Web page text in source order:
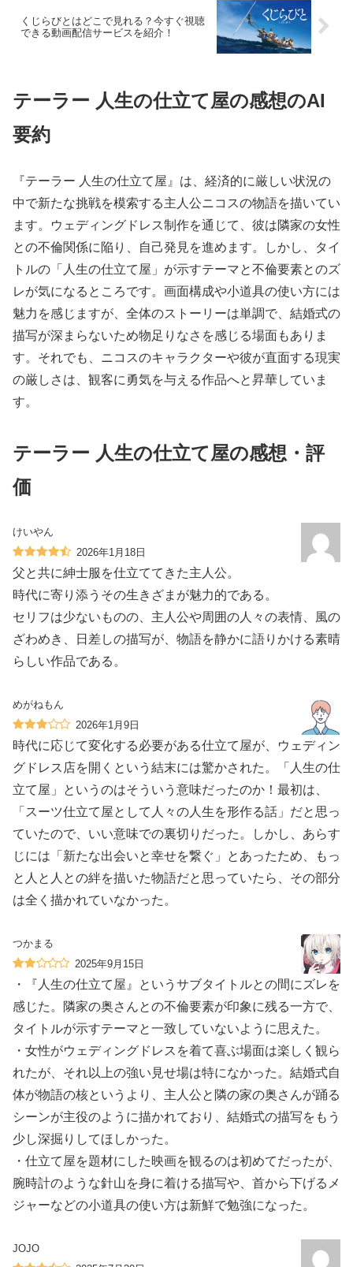
くじらびとはどこで見れる？今すぐ視聴
できる動画配信サービスを紹介！
テーラー 人生の仕立て屋の感想のAI
要約
『テーラー 人生の仕立て屋』は、経済的に厳しい状況の
中で新たな挑戦を模索する主人公ニコスの物語を描いてい
ます。ウェディングドレス制作を通じて、彼は隣家の女性
との不倫関係に陥り、自己発見を進めます。しかし、タイ
トルの「人生の仕立て屋」が示すテーマと不倫要素とのズ
レが気になるところです。画面構成や小道具の使い方には
魅力を感じますが、全体のストーリーは単調で、結婚式の
描写が深まらないため物足りなさを感じる場面もありま
す。それでも、ニコスのキャラクターや彼が直面する現実
の厳しさは、観客に勇気を与える作品へと昇華していま
す。
テーラー 人生の仕立て屋の感想・評
価
けいやん
2026年1月18日
父と共に紳士服を仕立ててきた主人公。
時代に寄り添うその生きざまが魅力的である。
セリフは少ないものの、主人公や周囲の人々の表情、風の
ざわめき、日差しの描写が、物語を静かに語りかける素晴
らしい作品である。
めがねもん
2026年1月9日
時代に応じて変化する必要がある仕立て屋が、ウェディン
グドレス店を開くという結末には驚かされた。「人生の仕
立て屋」というのはそういう意味だったのか！最初は、
「スーツ仕立て屋として人々の人生を形作る話」だと思っ
ていたので、いい意味での裏切りだった。しかし、あらす
じには「新たな出会いと幸せを繋ぐ」とあったため、もっ
と人と人との絆を描いた物語だと思っていたら、その部分
は全く描かれていなかった。
つかまる
2025年9月15日
・『人生の仕立て屋』というサブタイトルとの間にズレを
感じた。隣家の奥さんとの不倫要素が印象に残る一方で、
タイトルが示すテーマと一致していないように思えた。
・女性がウェディングドレスを着て喜ぶ場面は楽しく観ら
れたが、それ以上の強い見せ場は特になかった。結婚式自
体が物語の核というより、主人公と隣の家の奥さんが踊る
シーンが主役のように描かれており、結婚式の描写をもう
少し深掘りしてほしかった。
・仕立て屋を題材にした映画を観るのは初めてだったが、
腕時計のような針山を身に着ける描写や、首から下げるメ
ジャーなどの小道具の使い方は新鮮で勉強になった。
JOJO